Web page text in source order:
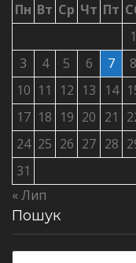
Пн Вт Ср Чт Пт
1
3
4 5 6 7 8
10 11 12 13 14
17 18 19 20 21
24 25 26 27 28
31
« Лип
Пошук